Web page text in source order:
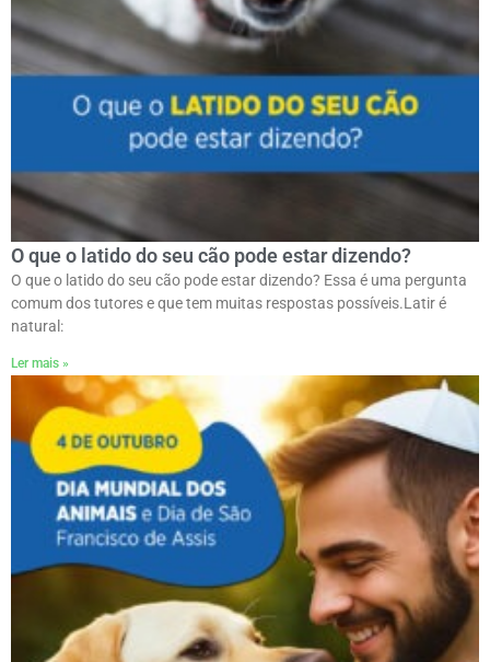
O que o latido do seu cão pode estar dizendo?
O que o latido do seu cão pode estar dizendo? Essa é uma pergunta
comum dos tutores e que tem muitas respostas possíveis.ㅤLatir é
natural:
Ler mais »